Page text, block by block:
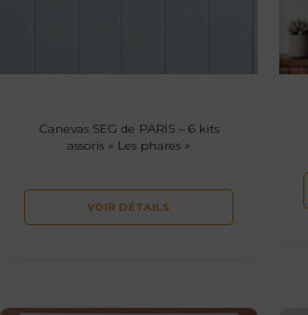
Canevas SEG de PARIS – 6 kits
assoris « Les phares »
VOIR DÉTAILS